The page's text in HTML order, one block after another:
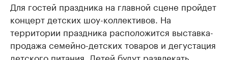
Для гостей праздника на главной сцене пройдет
концерт детских шоу-коллективов. На
территории праздника расположится выставка-
продажа семейно-детских товаров и дегустация
детского питания. Детей будут развлекать